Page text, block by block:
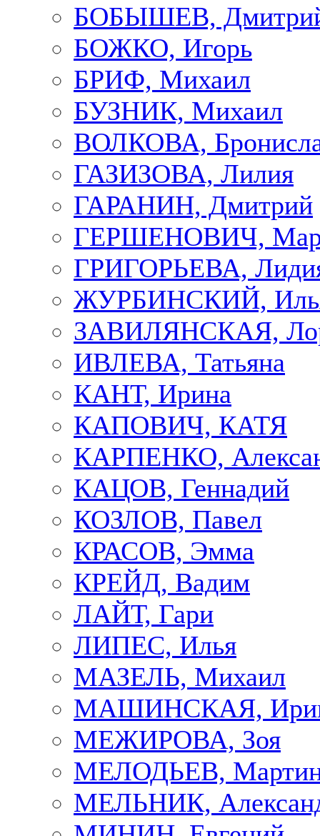
БОБЫШЕВ,
БОЖКО, Игорь
БРИФ, Михаил
БУЗНИК, Михаил
ВОЛКОВА,
ГАЗИЗОВА, Лилия
ГАРАНИН, Дмитрий
ГЕРШЕНОВИЧ,
ГРИГОРЬЕВА,
ЖУРБИНСКИЙ,
ЗАВИЛЯНСКАЯ,
ИВЛЕВА, Татьяна
КАНТ, Ирина
КАПОВИЧ, КАТЯ
КАРПЕНКО,
КАЦОВ, Геннадий
КОЗЛОВ, Павел
КРАСОВ, Эмма
КРЕЙД, Вадим
ЛАЙТ, Гари
ЛИПЕС, Илья
МАЗЕЛЬ, Михаил
МАШИНСКАЯ,
МЕЖИРОВА, Зоя
МЕЛОДЬЕВ,
МЕЛЬНИК,